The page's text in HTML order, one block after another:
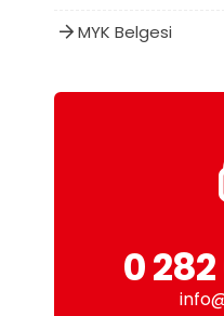
MYK Belgesi
0